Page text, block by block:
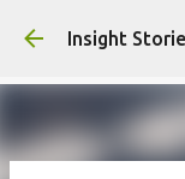
Insight